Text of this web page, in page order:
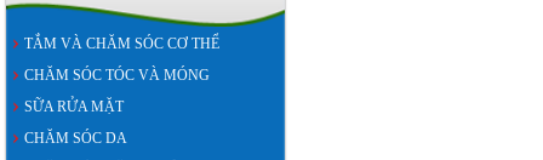
TẮM VÀ CHĂM SÓC CƠ THỂ
CHĂM SÓC TÓC VÀ MÓNG
SỮA RỬA MẶT
CHĂM SÓC DA